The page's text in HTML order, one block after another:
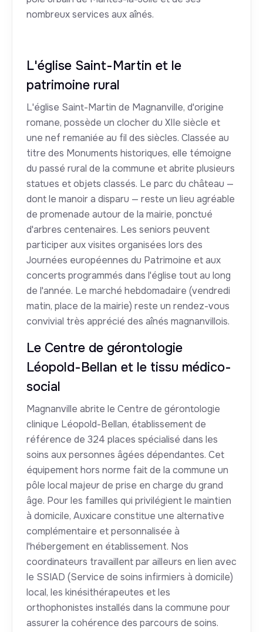
nombreux services aux aînés.
L'église Saint-Martin et le
patrimoine rural
L'église Saint-Martin de Magnanville, d'origine
romane, possède un clocher du XIIe siècle et
une nef remaniée au fil des siècles. Classée au
titre des Monuments historiques, elle témoigne
du passé rural de la commune et abrite plusieurs
statues et objets classés. Le parc du château —
dont le manoir a disparu — reste un lieu agréable
de promenade autour de la mairie, ponctué
d'arbres centenaires. Les seniors peuvent
participer aux visites organisées lors des
Journées européennes du Patrimoine et aux
concerts programmés dans l'église tout au long
de l'année. Le marché hebdomadaire (vendredi
matin, place de la mairie) reste un rendez-vous
convivial très apprécié des aînés magnanvillois.
Le Centre de gérontologie
Léopold-Bellan et le tissu médico-
social
Magnanville abrite le Centre de gérontologie
clinique Léopold-Bellan, établissement de
référence de 324 places spécialisé dans les
soins aux personnes âgées dépendantes. Cet
équipement hors norme fait de la commune un
pôle local majeur de prise en charge du grand
âge. Pour les familles qui privilégient le maintien
à domicile, Auxicare constitue une alternative
complémentaire et personnalisée à
l'hébergement en établissement. Nos
coordinateurs travaillent par ailleurs en lien avec
le SSIAD (Service de soins infirmiers à domicile)
local, les kinésithérapeutes et les
orthophonistes installés dans la commune pour
assurer la cohérence des parcours de soins.